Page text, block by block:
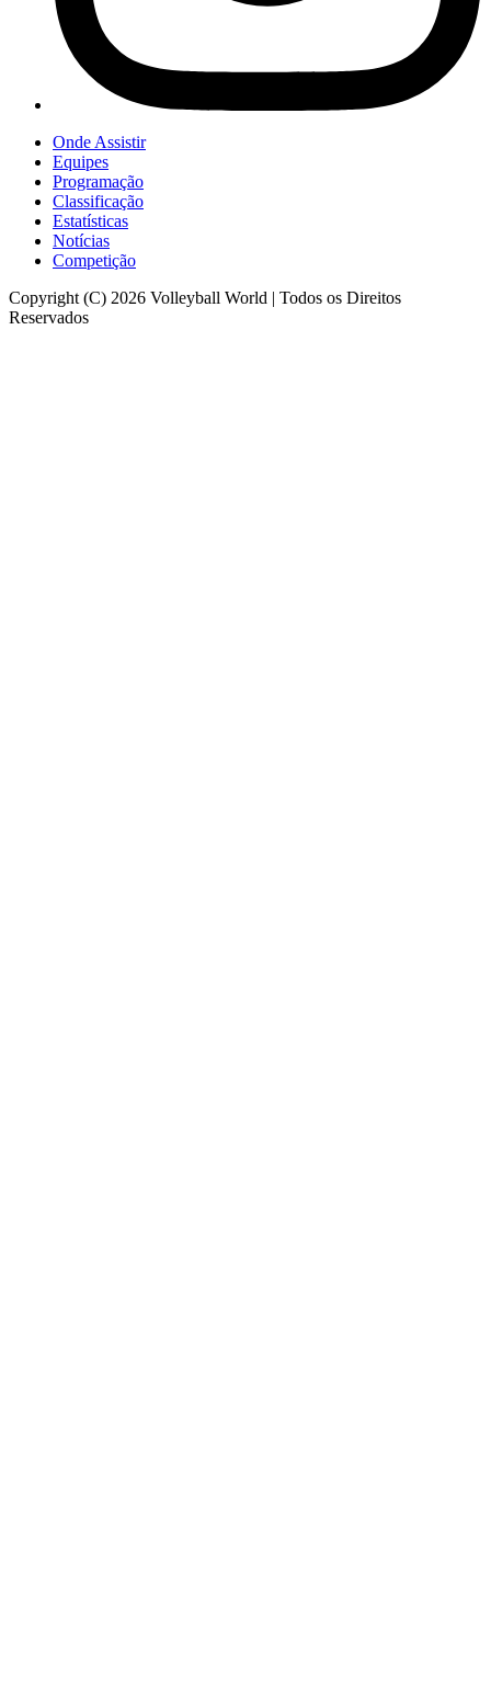
Onde Assistir
Equipes
Programação
Classificação
Estatísticas
Notícias
Competição
Copyright (C) 2026 Volleyball World | Todos os Direitos
Reservados